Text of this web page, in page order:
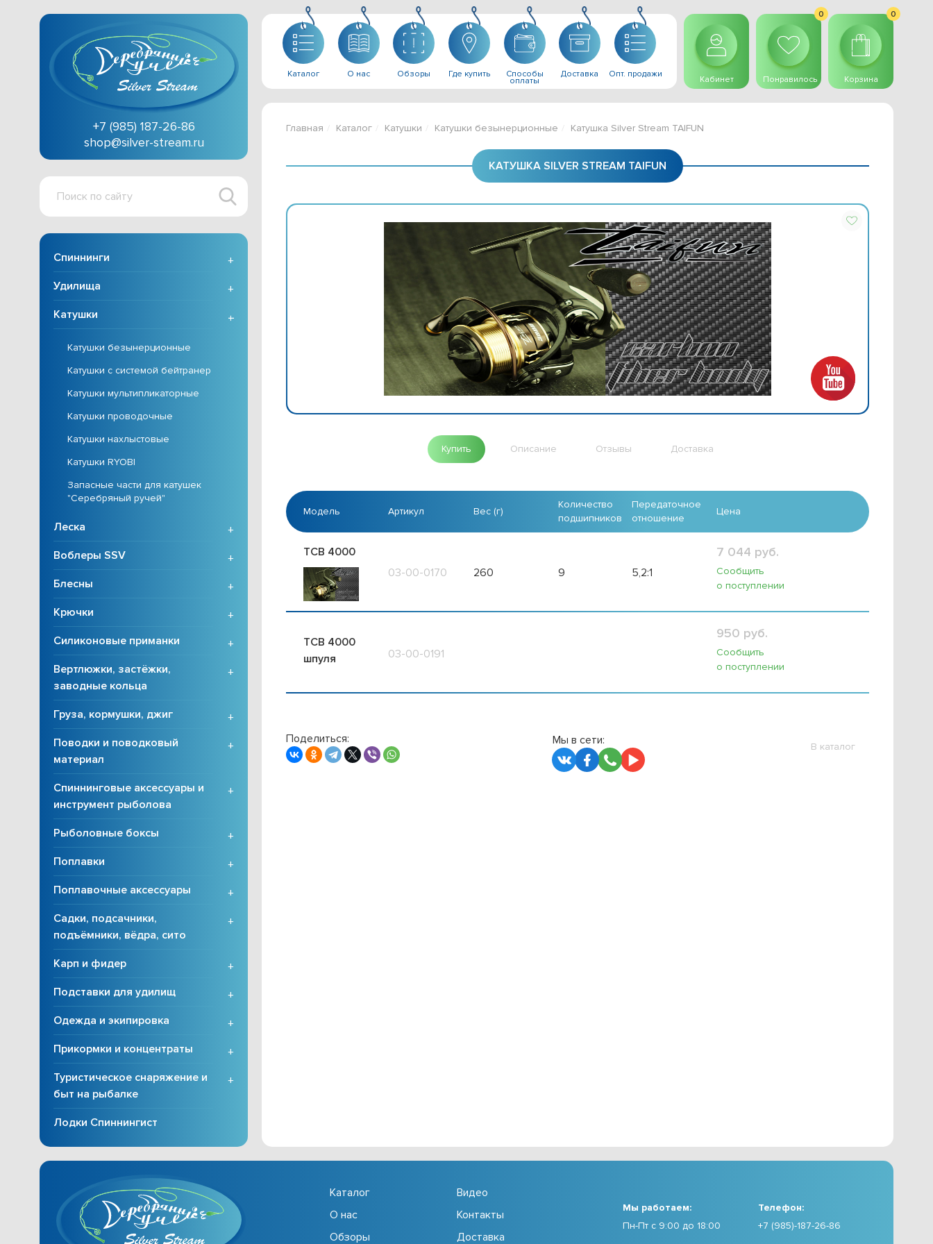
+7 (985) 187-26-86
shop@silver-stream.ru
Поиск
сайту
Спиннинги
+
Удилища
+
Катушки
+
Катушки безынерционные
Катушки с системой бейтранер
Катушки мультипликаторные
Катушки проводочные
Катушки нахлыстовые
Катушки RYOBI
Запасные части для катушек
"Серебряный ручей"
Леска
+
Воблеры SSV
+
Блесны
+
Крючки
+
Силиконовые приманки
+
Вертлюжки, застёжки,
заводные кольца
+
Груза, кормушки, джиг
+
Поводки и поводковый
материал
+
Спиннинговые аксессуары и
инструмент рыболова
+
Рыболовные боксы
+
Поплавки
+
Поплавочные аксессуары
+
Садки, подсачники,
подъёмники, вёдра, сито
+
Карп и фидер
+
Подставки для удилищ
+
Одежда и экипировка
+
Прикормки и концентраты
+
Туристическое снаряжение и
быт на рыбалке
+
Лодки Спиннингист
Каталог О нас Обзоры Где купить Способы
оплаты
Доставка Опт. продажи
Кабинет Понравилось
0
Корзина
0
Главная Каталог Катушки Катушки безынерционные Катушка Silver Stream TAIFUN
КАТУШКА SILVER STREAM TAIFUN
Купить Описание Отзывы Доставка
Модель Артикул Вес (г)
Количество
подшипников
Передаточное
отношение
Цена
TCB 4000
03-00-0170
260 9 5,2:1
7 044 руб.
Сообщить
о поступлении
TCB 4000
шпуля
03-00-0191
950 руб.
Сообщить
о поступлении
Поделиться: Мы в сети: В каталог
Каталог
О нас
Обзоры
Видео
Контакты
Доставка
Мы работаем:
Пн-Пт с 9:00 до 18:00
Телефон:
+7 (985)-187-26-86